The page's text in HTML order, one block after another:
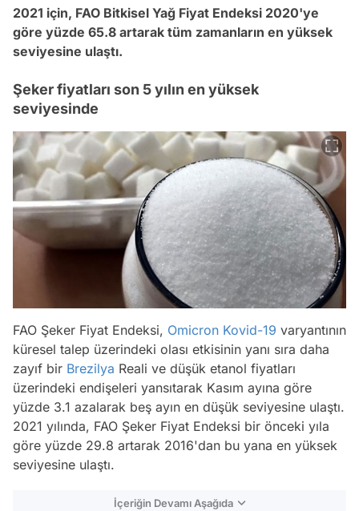
2021 için, FAO Bitkisel Yağ Fiyat Endeksi 2020'ye
göre yüzde 65.8 artarak tüm zamanların en yüksek
seviyesine ulaştı.
Şeker fiyatları son 5 yılın en yüksek
seviyesinde
FAO Şeker Fiyat Endeksi, Omicron Kovid-19 varyantının
küresel talep üzerindeki olası etkisinin yanı sıra daha
zayıf bir Brezilya Reali ve düşük etanol fiyatları
üzerindeki endişeleri yansıtarak Kasım ayına göre
yüzde 3.1 azalarak beş ayın en düşük seviyesine ulaştı.
2021 yılında, FAO Şeker Fiyat Endeksi bir önceki yıla
göre yüzde 29.8 artarak 2016'dan bu yana en yüksek
seviyesine ulaştı.
İçeriğin Devamı Aşağıda